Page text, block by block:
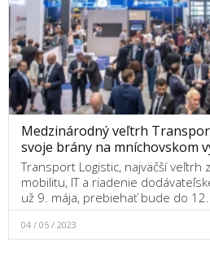
Medzinárodný veľtrh
svoje brány na mníchovskom
Transport Logistic, najväčší veľtrh
mobilitu, IT a riadenie
už 9. mája, prebiehať bude do
04 / 05 / 2023